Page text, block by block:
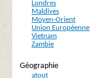
Londres
Maldives
Moyen-Orient
Union Européenne
Vietnam
Zambie
Géographie
atout